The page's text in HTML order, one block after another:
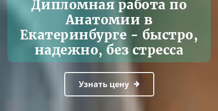
Дипломная работа по
Анатомии в
Екатеринбурге - быстро,
надежно, без стресса
Узнать цену